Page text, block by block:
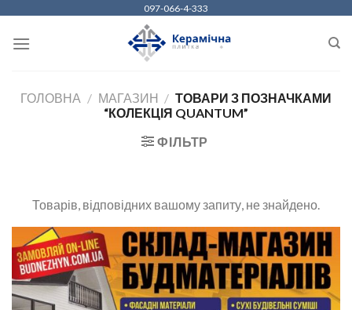
content
097-066-4-333
ГОЛОВНА / МАГАЗИН / ТОВАРИ З ПОЗНАЧКАМИ
“КОЛЕКЦІЯ QUANTUM”
ФІЛЬТР
Товарів, відповідних вашому запиту, не знайдено.